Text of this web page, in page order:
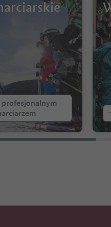
profesjonalnym